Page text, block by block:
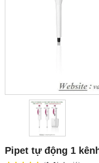
Pipet tự động 1